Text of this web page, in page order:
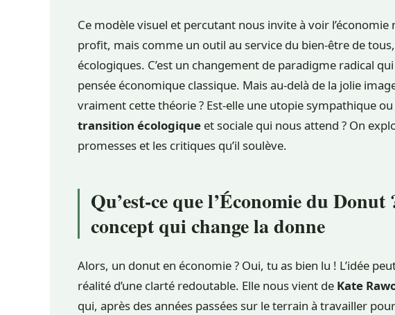
Ce modèle visuel et percutant nous invite à voir
profit, mais comme un outil au service du bien-être de
écologiques. C’est un changement de paradigme radical
pensée économique classique. Mais au-delà de la jolie
vraiment cette théorie ? Est-elle une utopie sympathique
transition écologique et sociale qui nous attend ? On
promesses et les critiques qu’il soulève.
Qu’est-ce que l’Économie du Donut
concept qui change la donne
Alors, un donut en économie ? Oui, tu as bien lu ! L’idée
réalité d’une clarté redoutable. Elle nous vient de Kate
qui, après des années passées sur le terrain à travailler